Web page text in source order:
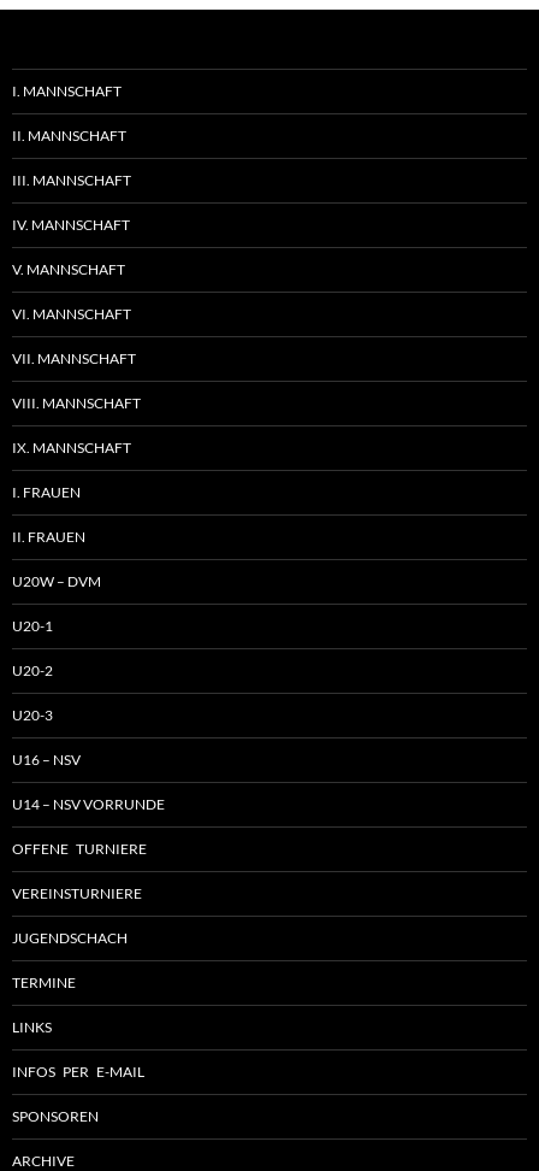
I. MANNSCHAFT
II. MANNSCHAFT
III. MANNSCHAFT
IV. MANNSCHAFT
V. MANNSCHAFT
VI. MANNSCHAFT
VII. MANNSCHAFT
VIII. MANNSCHAFT
IX. MANNSCHAFT
I. FRAUEN
II. FRAUEN
U20W – DVM
U20-1
U20-2
U20-3
U16 – NSV
U14 – NSV VORRUNDE
OFFENE TURNIERE
VEREINSTURNIERE
JUGENDSCHACH
TERMINE
LINKS
INFOS PER E-MAIL
SPONSOREN
ARCHIVE